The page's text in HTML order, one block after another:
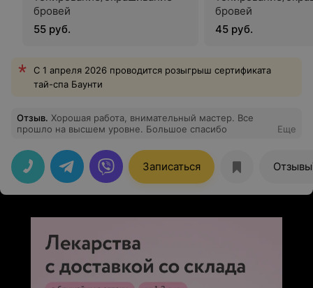
бровей
55 руб.
бровей
45 руб.
С 1 апреля 2026 проводится розыгрыш сертификата
тай-спа Баунти
Отзыв. Хорошая работа, внимательный мастер. Все
прошло на высшем уровне. Большое спасибо
Еще
Записаться Отзывы